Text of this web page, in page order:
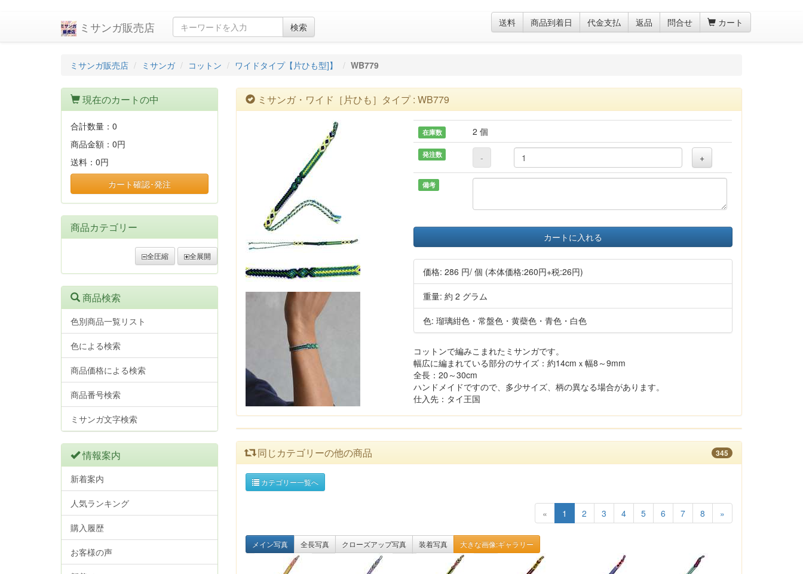
ミサンガ販売店 検索 送料 商品到着日 代金支払 返品 問合せ カート
ミサンガ販売店 ミサンガ コットン ワイドタイプ【片ひも型]】 WB779
ミサンガ・ワイド［片ひも］タイプ : WB779
在庫数 2 個
発注数 - +
備考
カートに入れる
価格:286 円/ 個 (本体価格:260円+税:26円)
重量: 約 2 グラム
色: 瑠璃紺色・常盤色・黄蘗色・青色・白色
コットンで編みこまれたミサンガです。
幅広に編まれている部分のサイズ：約14cmｘ幅8～9mm
全長：20～30cm
ハンドメイドですので、多少サイズ、柄の異なる場合があります。
仕入先：タイ王国
同じカテゴリーの他の商品 345
カテゴリー一覧へ
« 1 2 3 4 5 6 7 8 »
メイン写真 全長写真 クローズアップ写真 装着写真 大きな画像:ギャラリー
現在のカートの中
合計数量： 0
商品金額： 0円
送料： 0円
カート確認･発注
商品カテゴリー
全圧縮 全展開
商品検索
色別商品一覧リスト
色による検索
商品価格による検索
商品番号検索
ミサンガ文字検索
情報案内
新着案内
人気ランキング
購入履歴
お客様の声